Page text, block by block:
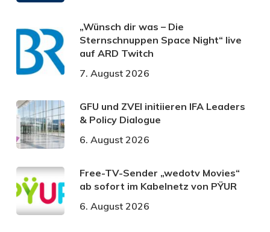
„Wünsch dir was – Die
Sternschnuppen Space Night“ live
auf ARD Twitch
7. August 2026
GFU und ZVEI initiieren IFA Leaders
& Policy Dialogue
6. August 2026
Free-TV-Sender „wedotv Movies“
ab sofort im Kabelnetz von PŸUR
6. August 2026